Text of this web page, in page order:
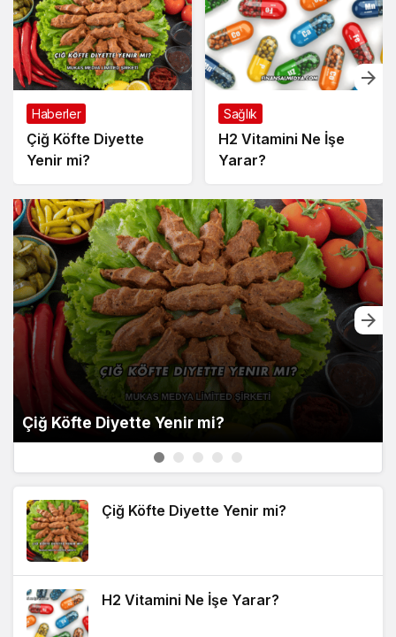
Haberler
Çiğ Köfte Diyette
Yenir mi?
Sağlık
H2 Vitamini Ne İşe
Yarar?
Çiğ Köfte Diyette Yenir mi?
Çiğ Köfte Diyette Yenir mi?
H2 Vitamini Ne İşe Yarar?